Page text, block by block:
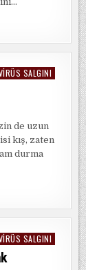
SALGINI
de uzun
kış, zaten
durma
SALGINI